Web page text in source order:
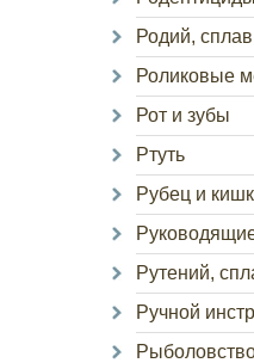
Родий,
Роликовые
Рот и зубы
Ртуть
Рубец и
Рутений,
Ручной